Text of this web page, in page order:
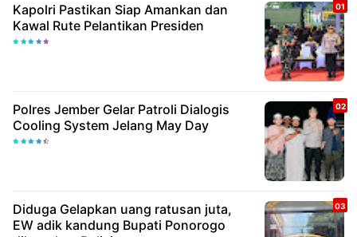
Kapolri Pastikan Siap Amankan dan
Kawal Rute Pelantikan Presiden
Polres Jember Gelar Patroli Dialogis
Cooling System Jelang May Day
Diduga Gelapkan uang ratusan juta,
EW adik kandung Bupati Ponorogo